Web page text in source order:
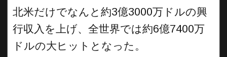
北米だけでなんと約3億3000万ドルの興
行収入を上げ、全世界では約6億7400万
ドルの大ヒットとなった。